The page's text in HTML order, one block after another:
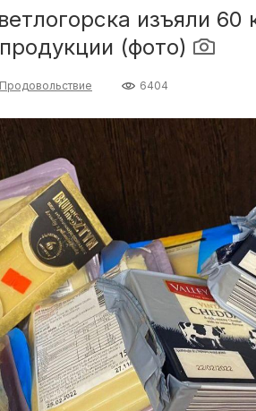
изъяли 60
(фото)
Продовольствие 6404